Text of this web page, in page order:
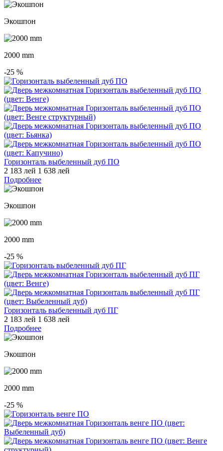
Экошпон
2000 mm
-25 %
Горизонталь выбеленный дуб ПО
2 183 лей 1 638 лей
Подробнее
Экошпон
2000 mm
-25 %
Горизонталь выбеленный дуб ПГ
2 183 лей 1 638 лей
Подробнее
Экошпон
2000 mm
-25 %